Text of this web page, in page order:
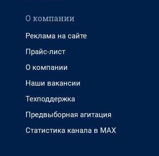
О компании
Реклама на сайте
Прайс-лист
О компании
Наши вакансии
Техподдержка
Предвыборная агитация
Статистика канала в MAX